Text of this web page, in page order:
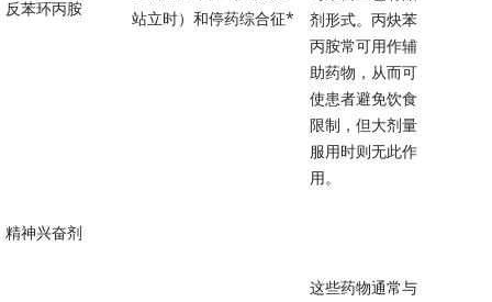
反苯环丙胺
站立时）和停药综合征*
剂形式。丙炔苯
丙胺常可用作辅
助药物，从而可
使患者避免饮食
限制，但大剂量
服用时则无此作
用。
精神兴奋剂
这些药物通常与